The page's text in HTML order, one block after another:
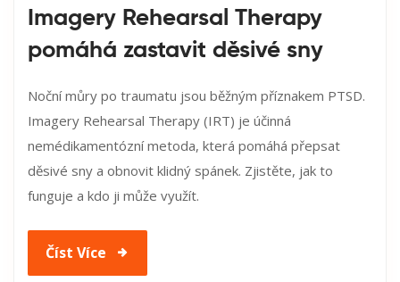
Imagery Rehearsal Therapy
pomáhá zastavit děsivé sny
Noční můry po traumatu jsou běžným příznakem PTSD.
Imagery Rehearsal Therapy (IRT) je účinná
nemédikamentózní metoda, která pomáhá přepsat
děsivé sny a obnovit klidný spánek. Zjistěte, jak to
funguje a kdo ji může využít.
Číst Více